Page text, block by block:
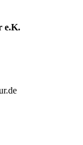
e.K.